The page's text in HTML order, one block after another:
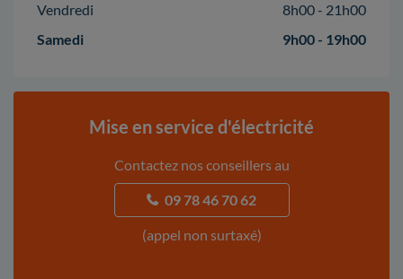
Vendredi
8h00 - 21h00
Samedi
9h00 - 19h00
Mise en service d'électricité
Contactez nos conseillers au
09 78 46 70 62
(appel non surtaxé)